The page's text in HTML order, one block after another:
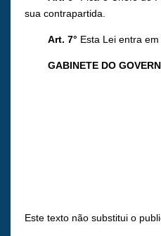
sua contrapartida.
Art. 7° Esta Lei entra
GABINETE DO
Este texto não substitui o